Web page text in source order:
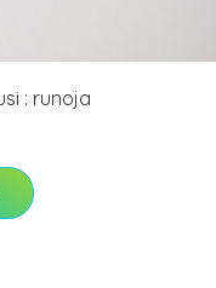
: runoja